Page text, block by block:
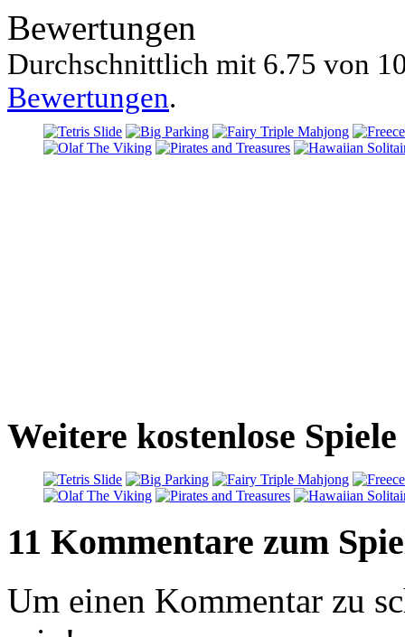
Bewertungen
Durchschnittlich mit 6.75 von
Bewertungen.
Weitere kostenlose
11 Kommentare zum
Um einen Kommentar zu